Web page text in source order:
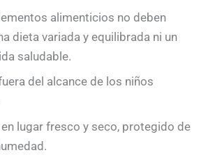
alimenticios no deben
dieta variada y equilibrada ni un
saludable.
del alcance de los niños
lugar fresco y seco, protegido de